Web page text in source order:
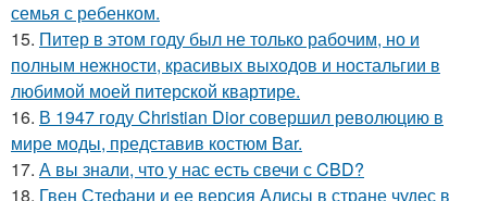
семья с ребенком.
15. Питер в этом году был не только рабочим, но и
полным нежности, красивых выходов и ностальгии в
любимой моей питерской квартире.
16. В 1947 году Christian Dior совершил революцию в
мире моды, представив костюм Bar.
17. А вы знали, что у нас есть свечи с CBD?
18. Гвен Стефани и ее версия Алисы в стране чудес в